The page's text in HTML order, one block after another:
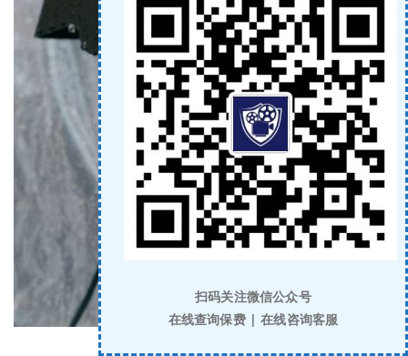
扫码关注微信公众号
在线查询保费 | 在线咨询客服